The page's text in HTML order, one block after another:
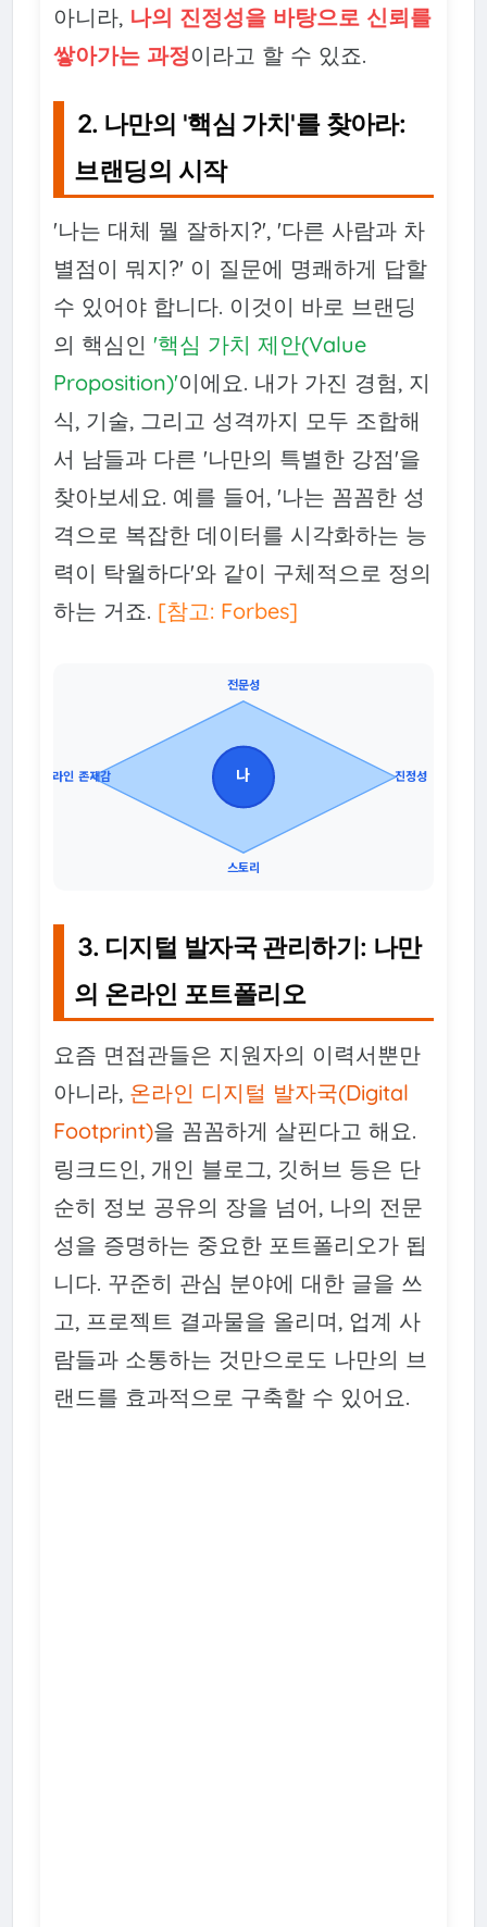
아니라, 나의 진정성을 바탕으로 신뢰를
쌓아가는 과정이라고 할 수 있죠.
2. 나만의 '핵심 가치'를 찾아라:
브랜딩의 시작
'나는 대체 뭘 잘하지?', '다른 사람과 차
별점이 뭐지?' 이 질문에 명쾌하게 답할
수 있어야 합니다. 이것이 바로 브랜딩
의 핵심인'핵심 가치 제안(Value
Proposition)'이에요. 내가 가진 경험, 지
식, 기술, 그리고 성격까지 모두 조합해
서 남들과 다른 '나만의 특별한 강점'을
찾아보세요. 예를 들어, '나는 꼼꼼한 성
격으로 복잡한 데이터를 시각화하는 능
력이 탁월하다'와 같이 구체적으로 정의
하는 거죠. [참고: Forbes]
나
전문성
진정성
스토리
온라인 존재감
3. 디지털 발자국 관리하기: 나만
의 온라인 포트폴리오
요즘 면접관들은 지원자의 이력서뿐만
아니라, 온라인 디지털 발자국(Digital
Footprint)을 꼼꼼하게 살핀다고 해요.
링크드인, 개인 블로그, 깃허브 등은 단
순히 정보 공유의 장을 넘어, 나의 전문
성을 증명하는 중요한 포트폴리오가 됩
니다. 꾸준히 관심 분야에 대한 글을 쓰
고, 프로젝트 결과물을 올리며, 업계 사
람들과 소통하는 것만으로도 나만의 브
랜드를 효과적으로 구축할 수 있어요.